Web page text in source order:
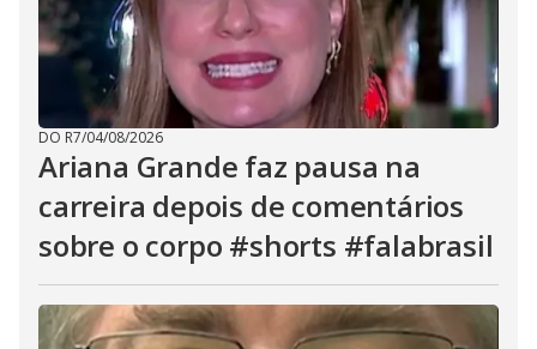
DO R7/04/08/2026
Ariana Grande faz pausa na
carreira depois de comentários
sobre o corpo #shorts #falabrasil